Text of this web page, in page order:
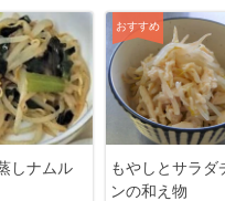
しナムル
おすすめ
もやしとサラダ
ンの和え物